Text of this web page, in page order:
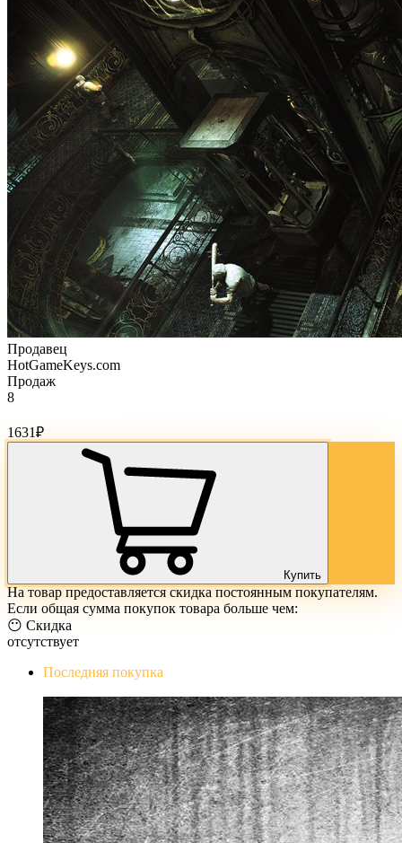
Продавец
HotGameKeys.com
Продаж
8
1631₽
Купить
На товар предоставляется скидка постоянным покупателям.
Если общая сумма покупок товара больше чем:
😶 Скидка
отсутствует
Последняя покупка